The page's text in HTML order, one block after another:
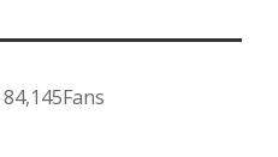
84,145Fans